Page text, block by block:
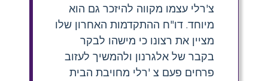
צ'רלי עצמו מקווה להיזכר גם הוא
מיוחד. דו"ח ההתקדמות האחרון שלו
מציין את רצונו כי מישהו לבקר
בקבר של אלגרנון ולהמשיך לעזוב
פרחים פעם צ 'רלי מחויבת הבית